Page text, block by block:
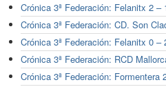
Crónica 3ª Federación: Felanitx 2 –
Crónica 3ª Federación: CD. Son
Crónica 3ª Federación: Felanitx 0 –
Crónica 3ª Federación: RCD
Crónica 3ª Federación: Formentera